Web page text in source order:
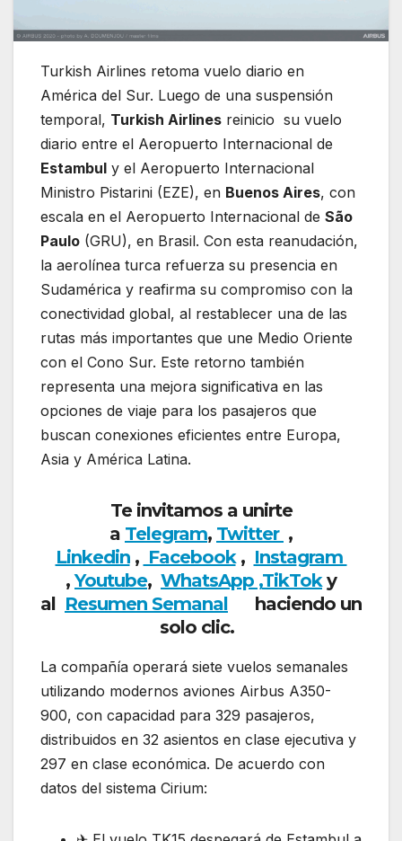
Turkish Airlines retoma vuelo diario en
América del Sur. Luego de una suspensión
temporal, Turkish Airlines reinicio su vuelo
diario entre el Aeropuerto Internacional de
Estambul y el Aeropuerto Internacional
Ministro Pistarini (EZE), en Buenos Aires, con
escala en el Aeropuerto Internacional de São
Paulo (GRU), en Brasil. Con esta reanudación,
la aerolínea turca refuerza su presencia en
Sudamérica y reafirma su compromiso con la
conectividad global, al restablecer una de las
rutas más importantes que une Medio Oriente
con el Cono Sur. Este retorno también
representa una mejora significativa en las
opciones de viaje para los pasajeros que
buscan conexiones eficientes entre Europa,
Asia y América Latina.
Te invitamos a unirte
a Telegram, Twitter ,
Linkedin, Facebook, Instagram
,Youtube, WhatsApp ,TikToky
al Resumen Semanal haciendo un
solo clic.
La compañía operará siete vuelos semanales
utilizando modernos aviones Airbus A350-
900, con capacidad para 329 pasajeros,
distribuidos en 32 asientos en clase ejecutiva y
297 en clase económica. De acuerdo con
datos del sistema Cirium: